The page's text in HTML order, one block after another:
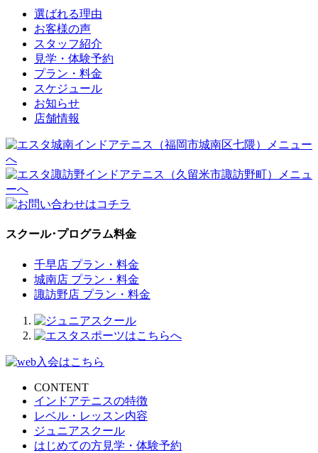
選ばれる理由
お客様の声
スタッフ紹介
見学・体験予約
プラン・料金
スケジュール
お知らせ
店舗情報
スクール･プログラム料金
千早店 プラン・料金
城南店 プラン・料金
諏訪野店 プラン・料金
CONTENT
インドアテニスの特徴
レベル・レッスン内容
ジュニアスクール
はじめての方見学・体験予約